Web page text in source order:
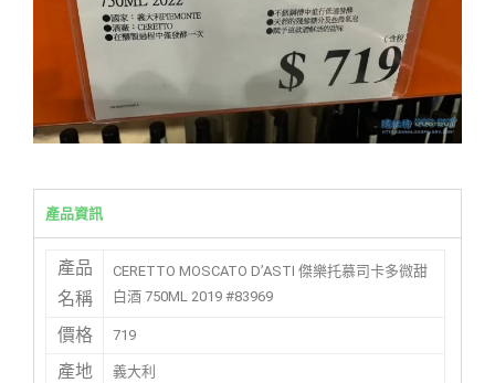
產品資訊
產品
名稱
CERETTO MOSCATO D’ASTI 傑樂托慕司卡多微甜
白酒 750ML 2019 #83969
價格 719
產地 義大利